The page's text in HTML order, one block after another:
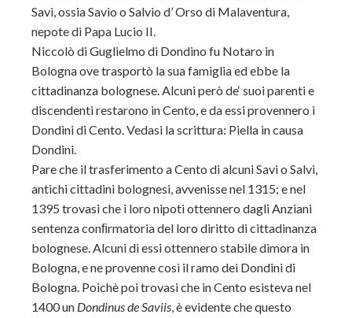
Savi, ossia Savio o Salvio d’ Orso di Malaventura,
nepote di Papa Lucio II.
Niccolò di Guglielmo di Dondino fu Notaro in
Bologna ove trasportò la sua famiglia ed ebbe la
cittadinanza bolognese. Alcuni però de‘ suoi parenti e
discendenti restarono in Cento, e da essi provennero i
Dondini di Cento. Vedasi la scrittura: Piella in causa
Dondini.
Pare che il trasferimento a Cento di alcuni Savi o Salvi,
antichi cittadini bolognesi, avvenisse nel 1315; e nel
1395 trovasi che i loro nipoti ottennero dagli Anziani
sentenza conﬁrmatoria del loro diritto di cittadinanza
bolognese. Alcuni di essi ottennero stabile dimora in
Bologna, e ne provenne così il ramo dei Dondini di
Bologna. Poichè poi trovasi che in Cento esisteva nel
1400 un Dondinus de Saviis, è evidente che questo